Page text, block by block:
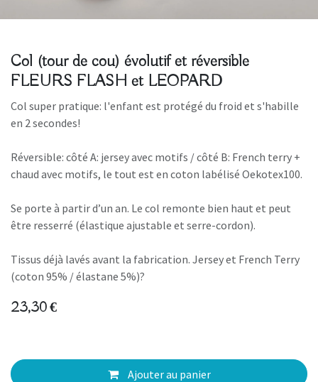
Col (tour de cou) évolutif et réversible
FLEURS FLASH et LEOPARD
Col super pratique: l'enfant est protégé du froid et s'habille
en 2 secondes!
Réversible: côté A: jersey avec motifs / côté B: French terry +
chaud avec motifs, le tout est en coton labélisé Oekotex100.
Se porte à partir d’un an. Le col remonte bien haut et peut
être resserré (élastique ajustable et serre-cordon).
Tissus déjà lavés avant la fabrication. Jersey et French Terry
(coton 95% / élastane 5%)?
23,30€
Ajouter au panier